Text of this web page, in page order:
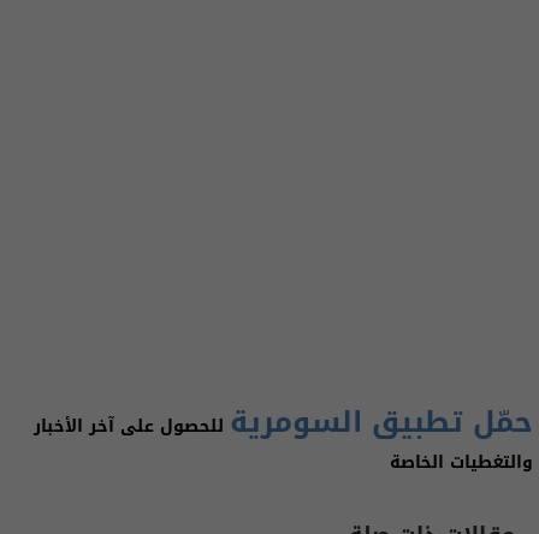
حمّل تطبيق السومرية للحصول على آخر الأخبار
والتغطيات الخاصة